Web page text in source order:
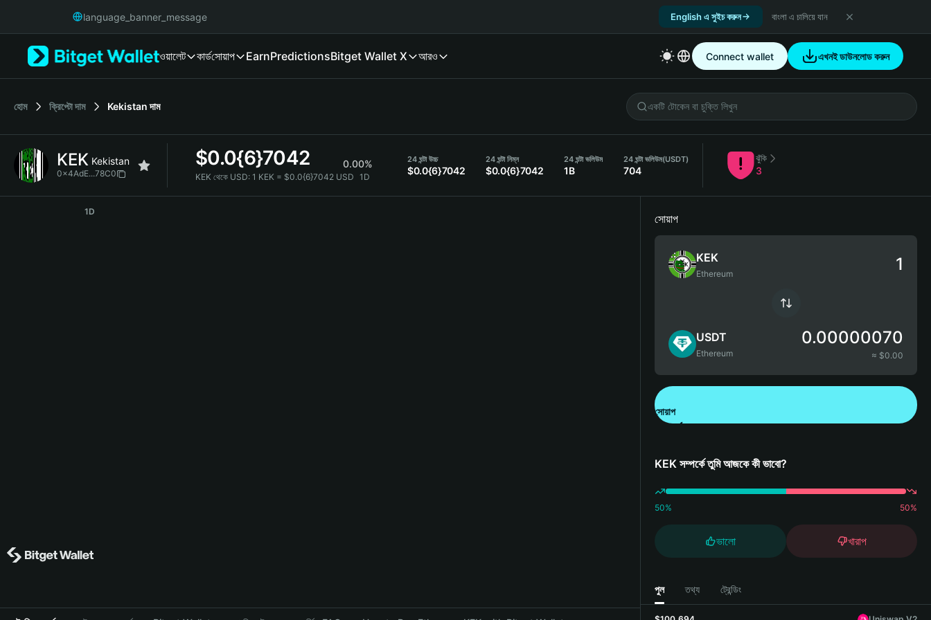
Русский
Italiano
简体中文
繁體中文
Bahasa Indonesia
language_banner_message English এ সুইচ করুন বাংলা এ চালিয়ে যান
ওয়ালেট কার্ডসোয়াপ EarnPredictionsBitget Wallet X আরও Connect wallet এখনই ডাউনলোড করুন
হোম ক্রিপ্টো দাম Kekistan দাম
KEK Kekistan
0x4AdE...78C0
$0.0{6}7042 0.00%
KEK থেকে USD: 1 KEK = $0.0{6}7042 USD 1D
24 ঘন্টা উচ্চ
$0.0{6}7042
24 ঘন্টা নিম্ন
$0.0{6}7042
24 ঘন্টা ভলিউম
1B
24 ঘন্টা ভলিউম(USDT)
704
ঝুঁকি
3
1D
সোয়াপ
KEK
Ethereum
USDT
Ethereum
0.00000070
≈ $0.00
সোয়াপ
KEK সম্পর্কে তুমি আজকে কী ভাবো?
50% 50%
ভালো খারাপ
পুল তথ্য ট্রেন্ডিং